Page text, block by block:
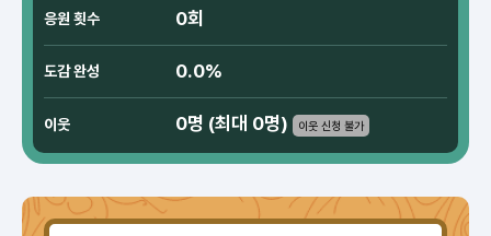
응원 횟수 0회
도감 완성 0.0%
이웃 0명 (최대 0명) 이웃 신청 불가